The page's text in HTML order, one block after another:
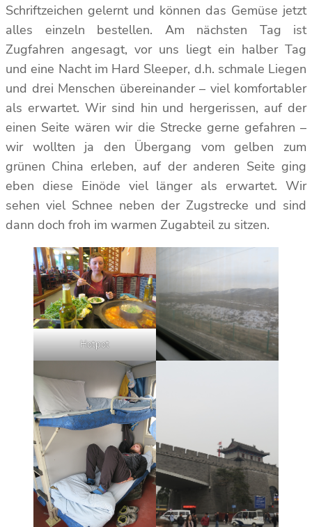
Schriftzeichen gelernt und können das Gemüse jetzt
alles einzeln bestellen. Am nächsten Tag ist
Zugfahren angesagt, vor uns liegt ein halber Tag
und eine Nacht im Hard Sleeper, d.h. schmale Liegen
und drei Menschen übereinander – viel komfortabler
als erwartet. Wir sind hin und hergerissen, auf der
einen Seite wären wir die Strecke gerne gefahren –
wir wollten ja den Übergang vom gelben zum
grünen China erleben, auf der anderen Seite ging
eben diese Einöde viel länger als erwartet. Wir
sehen viel Schnee neben der Zugstrecke und sind
dann doch froh im warmen Zugabteil zu sitzen.
Hotpot